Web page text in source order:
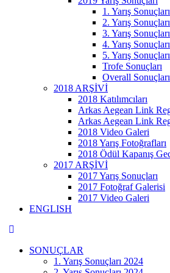
1. Yarış Sonuçları
2. Yarış Sonuçları
3. Yarış Sonuçları
4. Yarış Sonuçları
5. Yarış Sonuçları
Trofe Sonuçları
Overall Sonuçları
2018 ARŞİVİ
2018 Katılımcıları
Arkas Aegean Link
Arkas Aegean Link
2018 Video Galeri
2018 Yarış Fotoğrafları
2018 Ödül Kapanış
2017 ARŞİVİ
2017 Yarış Sonuçları
2017 Fotoğraf Galerisi
2017 Video Galeri
ENGLISH
SONUÇLAR
1. Yarış Sonuçları 2024